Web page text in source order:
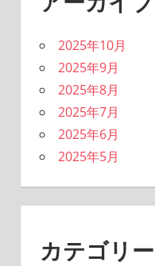
2025年10月
2025年9月
2025年8月
2025年7月
2025年6月
2025年5月
カテゴリー